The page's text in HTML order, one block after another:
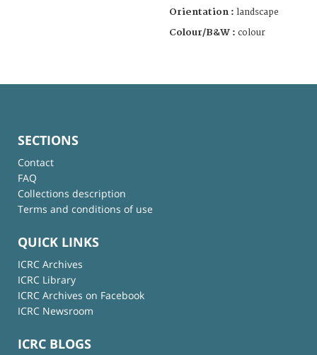
Orientation : landscape
Colour/B&W : colour
SECTIONS
Contact
FAQ
Collections description
Terms and conditions of use
QUICK LINKS
ICRC Archives
ICRC Library
ICRC Archives on Facebook
ICRC Newsroom
ICRC BLOGS